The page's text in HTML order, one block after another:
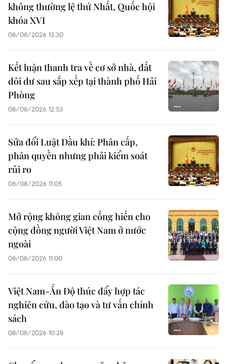
không thường lệ thứ Nhất, Quốc hội
khóa XVI
08/08/2026 13:30
Kết luận thanh tra về cơ sở nhà, đất
dôi dư sau sắp xếp tại thành phố Hải
Phòng
08/08/2026 12:53
Sửa đổi Luật Dầu khí: Phân cấp,
phân quyền nhưng phải kiểm soát
rủi ro
08/08/2026 11:05
Mở rộng không gian cống hiến cho
cộng đồng người Việt Nam ở nước
ngoài
08/08/2026 11:00
Việt Nam-Ấn Độ thúc đẩy hợp tác
nghiên cứu, đào tạo và tư vấn chính
sách
08/08/2026 10:28